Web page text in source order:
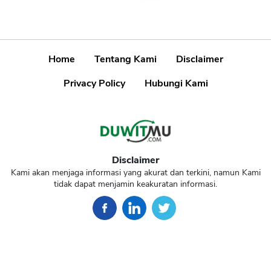
Home Tentang Kami
Disclaimer
Privacy Policy
Hubungi Kami
Disclaimer
Kami akan menjaga informasi yang akurat dan terkini, namun Kami
tidak dapat menjamin keakuratan informasi.